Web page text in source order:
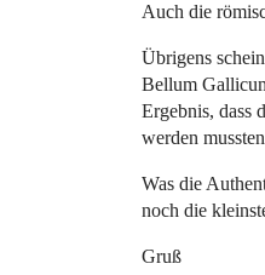
Auch die
Übrigens
Bellum
Ergebnis, dass
werden
Was die
noch die
Gruß